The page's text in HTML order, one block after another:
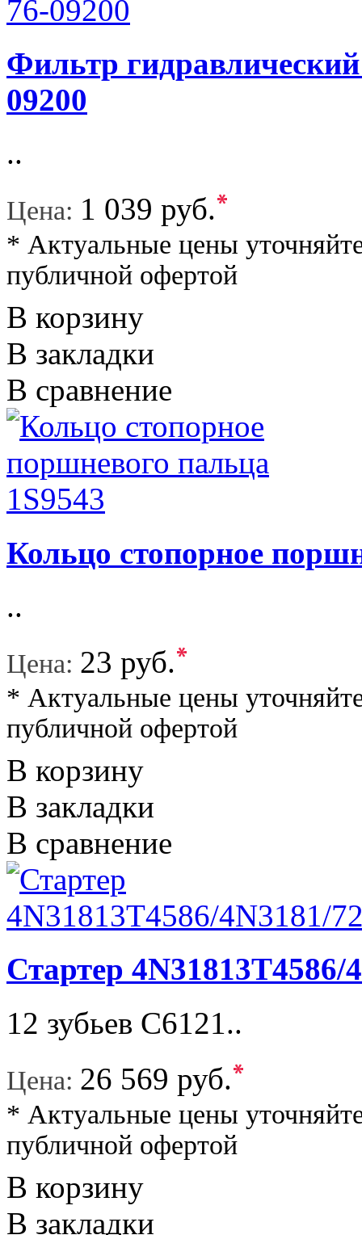
Фильтр
09200
..
Цена: 1 039 руб.*
* Актуальные цены
публичной офертой
В корзину
В закладки
В сравнение
Кольцо стопорное
..
Цена: 23 руб.*
* Актуальные цены
публичной офертой
В корзину
В закладки
В сравнение
Стартер 4N31813T4586/
12 зубьев C6121..
Цена: 26 569 руб.*
* Актуальные цены
публичной офертой
В корзину
В закладки